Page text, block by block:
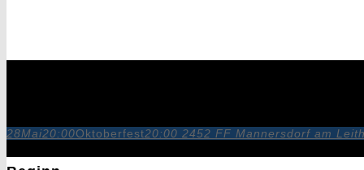
28Mai20:00Oktoberfest20:00 2452 FF Mannersdorf am